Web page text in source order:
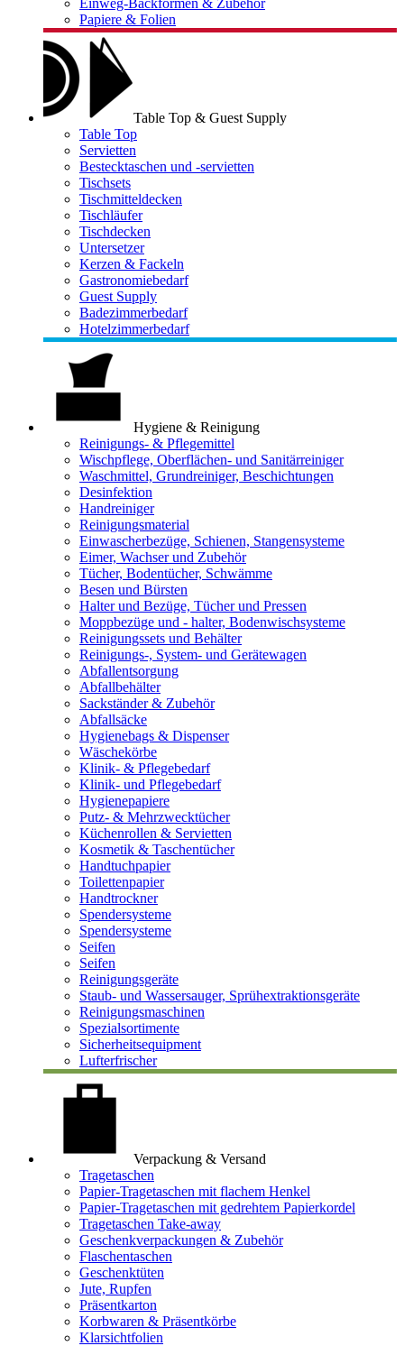
Einweg-Backformen & Zubehör
Papiere & Folien
Table Top & Guest Supply
Table Top
Servietten
Bestecktaschen und -servietten
Tischsets
Tischmitteldecken
Tischläufer
Tischdecken
Untersetzer
Kerzen & Fackeln
Gastronomiebedarf
Guest Supply
Badezimmerbedarf
Hotelzimmerbedarf
Hygiene & Reinigung
Reinigungs- & Pflegemittel
Wischpflege, Oberflächen- und Sanitärreiniger
Waschmittel, Grundreiniger, Beschichtungen
Desinfektion
Handreiniger
Reinigungsmaterial
Einwascherbezüge, Schienen, Stangensysteme
Eimer, Wachser und Zubehör
Tücher, Bodentücher, Schwämme
Besen und Bürsten
Halter und Bezüge, Tücher und Pressen
Moppbezüge und - halter, Bodenwischsysteme
Reinigungssets und Behälter
Reinigungs-, System- und Gerätewagen
Abfallentsorgung
Abfallbehälter
Sackständer & Zubehör
Abfallsäcke
Hygienebags & Dispenser
Wäschekörbe
Klinik- & Pflegebedarf
Klinik- und Pflegebedarf
Hygienepapiere
Putz- & Mehrzwecktücher
Küchenrollen & Servietten
Kosmetik & Taschentücher
Handtuchpapier
Toilettenpapier
Handtrockner
Spendersysteme
Spendersysteme
Seifen
Seifen
Reinigungsgeräte
Staub- und Wassersauger, Sprühextraktionsgeräte
Reinigungsmaschinen
Spezialsortimente
Sicherheitsequipment
Lufterfrischer
Verpackung & Versand
Tragetaschen
Papier-Tragetaschen mit flachem Henkel
Papier-Tragetaschen mit gedrehtem Papierkordel
Tragetaschen Take-away
Geschenkverpackungen & Zubehör
Flaschentaschen
Geschenktüten
Jute, Rupfen
Präsentkarton
Korbwaren & Präsentkörbe
Klarsichtfolien